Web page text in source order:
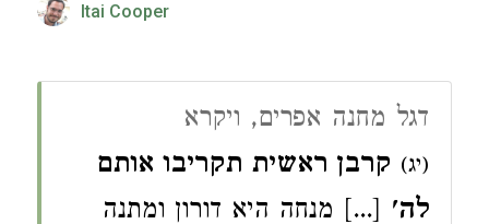
Itai Cooper
דגל מחנה אפרים, ויקרא
(יג) קרבן ראשית תקריבו אותם
לה' [...] מנחה היא דורון ומתנה